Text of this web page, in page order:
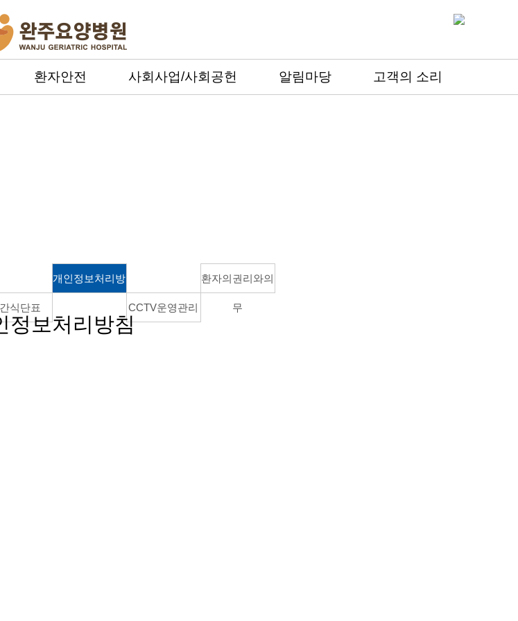
환자안전 사회사업/사회공헌 알림마당 고객의 소리
식단표
개인정보처리방
CCTV운영관리
환자의권리와의
무
정보처리방침